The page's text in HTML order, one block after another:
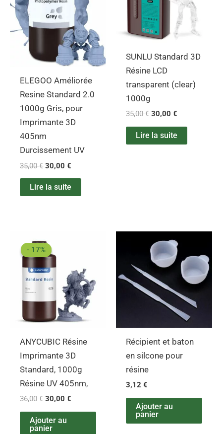
ELEGOO Améliorée
Resine Standard 2.0
1000g Gris, pour
Imprimante 3D
405nm
Durcissement UV
35,00€ 30,00€
Lire la suite
SUNLU Standard 3D
Résine LCD
transparent (clear)
1000g
35,00€ 30,00€
Lire la suite
- 17%
- 17%
ANYCUBIC Résine
Imprimante 3D
Standard, 1000g
Résine UV 405nm,
36,00€
prix
initial
36,00 €.
30,00€
30,00 €.
Ajouter au
panier
Récipient et baton
en silcone pour
résine
3,12€
Ajouter au
panier